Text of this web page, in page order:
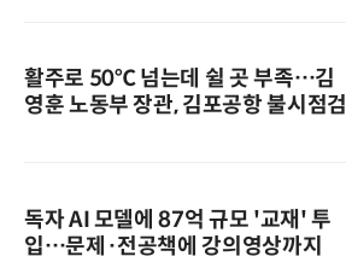
활주로 50℃ 넘는데 쉴 곳 부족…김
영훈 노동부 장관, 김포공항 불시점검
독자 AI 모델에 87억 규모 '교재' 투
입…문제·전공책에 강의영상까지